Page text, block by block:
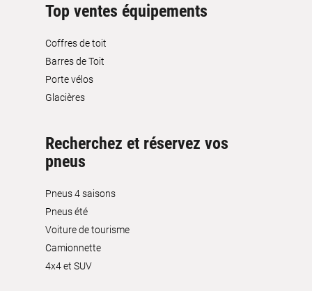
Top ventes équipements
Coffres de toit
Barres de Toit
Porte vélos
Glacières
Recherchez et réservez vos
pneus
Pneus 4 saisons
Pneus été
Voiture de tourisme
Camionnette
4x4 et SUV